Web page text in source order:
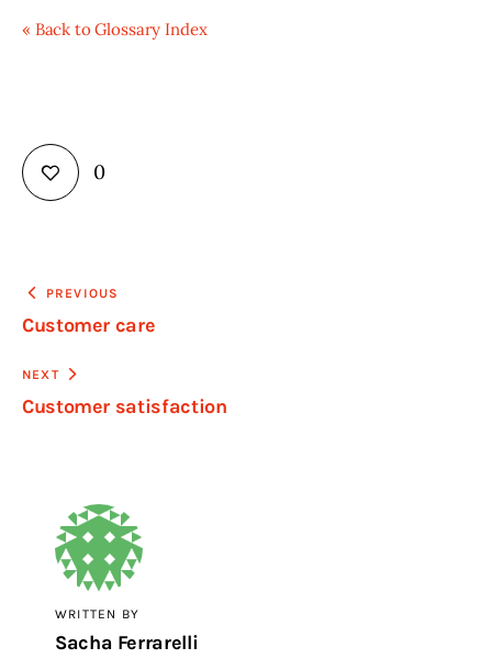
« Back to Glossary Index
0
Navigazione
articoli
PREVIOUS
Customer care
NEXT
Customer satisfaction
WRITTEN BY
Sacha Ferrarelli